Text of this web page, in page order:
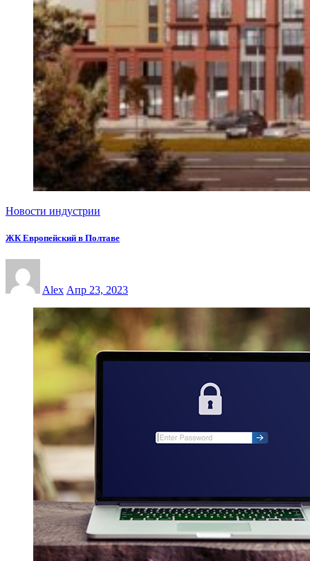
Новости индустрии
ЖК Европейский в Полтаве
Alex Апр 23, 2023